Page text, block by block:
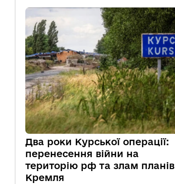
Два роки Курської операції:
перенесення війни на
територію рф та злам планів
Кремля